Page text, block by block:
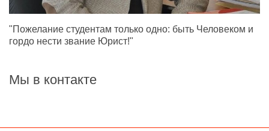
"Пожелание студентам только одно: быть Человеком и
гордо нести звание Юрист!"
Мы в контакте